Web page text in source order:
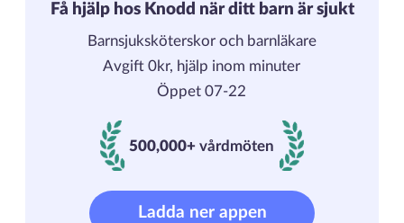
Få hjälp hos Knodd när ditt barn är sjukt
Barnsjuksköterskor och barnläkare
Avgift 0kr, hjälp inom minuter
Öppet 07-22
500000+ vårdmöten
500,000+ vårdmöten
Ladda ner appen